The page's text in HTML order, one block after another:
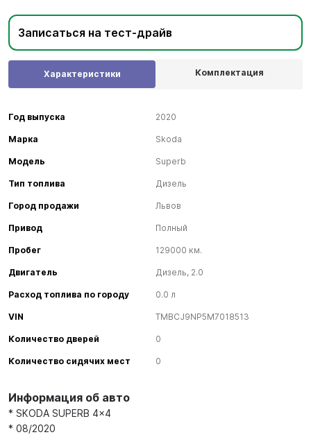
Записаться на тест-драйв
Информация об авто
* SKODA SUPERB 4x4
* 08/2020
Характеристики Комплектация
Год выпуска 2020
Марка Skoda
Модель Superb
Тип топлива Дизель
Город продажи Львов
Привод Полный
Пробег 129000 км.
Двигатель Дизель, 2.0
Расход топлива по городу 0.0 л
VIN TMBCJ9NP5M7018513
Количество дверей 0
Количество сидячих мест 0